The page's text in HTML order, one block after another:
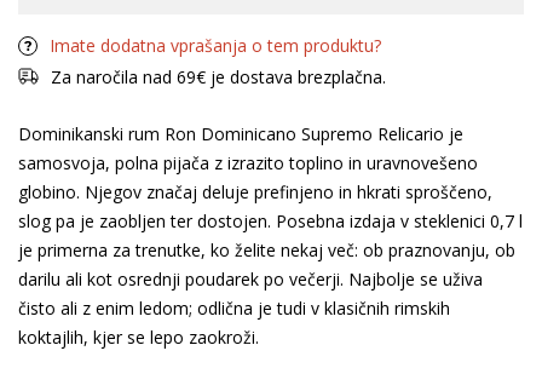
Imate dodatna vprašanja o tem produktu?
Za naročila nad 69€ je dostava brezplačna.
Dominikanski rum Ron Dominicano Supremo Relicario je
samosvoja, polna pijača z izrazito toplino in uravnovešeno
globino. Njegov značaj deluje prefinjeno in hkrati sproščeno,
slog pa je zaobljen ter dostojen. Posebna izdaja v steklenici 0,7 l
je primerna za trenutke, ko želite nekaj več: ob praznovanju, ob
darilu ali kot osrednji poudarek po večerji. Najbolje se uživa
čisto ali z enim ledom; odlična je tudi v klasičnih rimskih
koktajlih, kjer se lepo zaokroži.